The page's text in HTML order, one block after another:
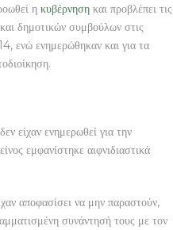
η κυβέρνηση και προβλέπει τις
δημοτικών συμβούλων στις
ενώ ενημερώθηκαν και για τα
είχαν ενημερωθεί για την
εμφανίστηκε αιφνιδιαστικά
αποφασίσει να μην παραστούν,
συνάντησή τους με τον